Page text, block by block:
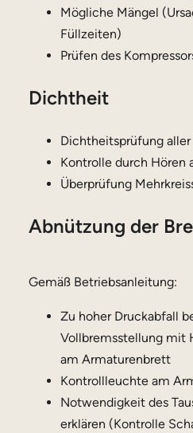
Mögliche Mängel
Füllzeiten)
Prüfen des
Dichtheit
Dichtheitsprüfung
Kontrolle durch Hören
Überprüfung
Abnützung der
Gemäß Betriebsanleitung:
Zu hoher Druckabfall
Vollbremsstellung mit
am Armaturenbrett
Kontrollleuchte am
Notwendigkeit des
erklären (Kontrolle